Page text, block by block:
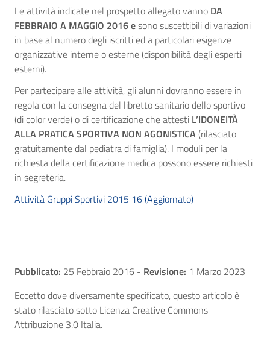
Le attività indicate nel prospetto allegato vanno DA
FEBBRAIO A MAGGIO 2016esono suscettibili di variazioni
in base al numero degli iscritti ed a particolari esigenze
organizzative interne o esterne (disponibilità degli esperti
esterni).
Per partecipare alle attività, gli alunni dovranno essere in
regola con la consegna del libretto sanitario dello sportivo
(di color verde) o di certificazione che attesti L’IDONEITÀ
ALLA PRATICA SPORTIVA NON AGONISTICA (rilasciato
gratuitamente dal pediatra di famiglia). I moduli per la
richiesta della certificazione medica possono essere richiesti
in segreteria.
Attività Gruppi Sportivi 2015 16 (Aggiornato)
Pubblicato: 25 Febbraio 2016 - Revisione: 1 Marzo 2023
Eccetto dove diversamente specificato, questo articolo è
stato rilasciato sotto Licenza Creative Commons
Attribuzione 3.0 Italia.